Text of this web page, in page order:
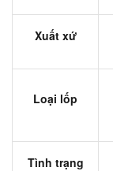
Xuất xứ
Loại lốp
Tình trạng